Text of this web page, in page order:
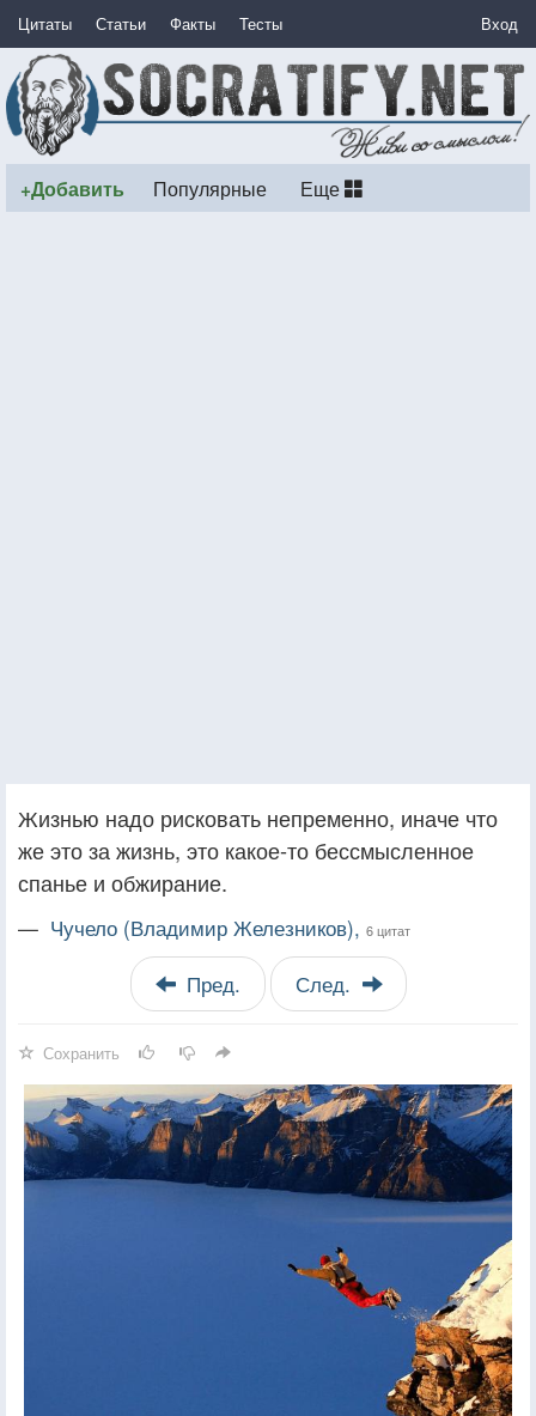
Цитаты Статьи Факты Тесты Вход
+Добавить Популярные Еще
Жизнью надо рисковать непременно, иначе что
же это за жизнь, это какое-то бессмысленное
спанье и обжирание.
— Чучело (Владимир Железников), 6 цитат
Пред. След.
Сохранить